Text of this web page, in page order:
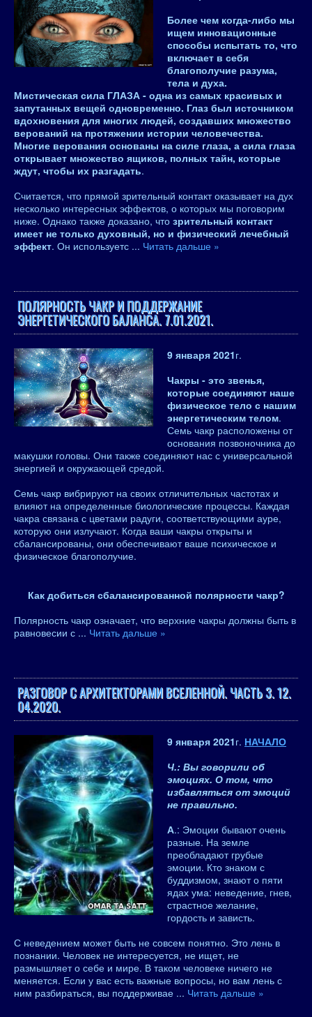
Более чем когда-либо мы
ищем инновационные
способы испытать то, что
включает в себя
благополучие разума,
тела и духа.
Мистическая сила ГЛАЗА - одна из самых красивых и
запутанных вещей одновременно. Глаз был источником
вдохновения для многих людей, создавших множество
верований на протяжении истории человечества.
Многие верования основаны на силе глаза, а сила глаза
открывает множество ящиков, полных тайн, которые
ждут, чтобы их разгадать.
Считается, что прямой зрительный контакт оказывает на дух
несколько интересных эффектов, о которых мы поговорим
ниже. Однако также доказано, что зрительный контакт
имеет не только духовный, но и физический лечебный
эффект. Он используетс ... Читать дальше »
ПОЛЯРНОСТЬ ЧАКР И ПОДДЕРЖАНИЕ
ЭНЕРГЕТИЧЕСКОГО БАЛАНСА. 7.01.2021.
9 января 2021г.
Чакры - это звенья,
которые соединяют наше
физическое тело с нашим
энергетическим телом.
Семь чакр расположены от
основания позвоночника до
макушки головы. Они также соединяют нас с универсальной
энергией и окружающей средой.
Семь чакр вибрируют на своих отличительных частотах и ​​
влияют на определенные биологические процессы. Каждая
чакра связана с цветами радуги, соответствующими ауре,
которую они излучают. Когда ваши чакры открыты и
сбалансированы, они обеспечивают ваше психическое и
физическое благополучие.
Как добиться сбалансированной полярности чакр?
Полярность чакр означает, что верхние чакры должны быть в
равновесии с ... Читать дальше »
РАЗГОВОР С АРХИТЕКТОРАМИ ВСЕЛЕННОЙ. ЧАСТЬ 3. 12.
04.2020.
9 января 2021г. НАЧАЛО
Ч.: Вы говорили об
эмоциях. О том, что
избавляться от эмоций
не правильно.
А.: Эмоции бывают очень
разные. На земле
преобладают грубые
эмоции. Кто знаком с
буддизмом, знают о пяти
ядах ума: неведение, гнев,
страстное желание,
гордость и зависть.
С неведением может быть не совсем понятно. Это лень в
познании. Человек не интересуется, не ищет, не
размышляет о себе и мире. В таком человеке ничего не
меняется. Если у вас есть важные вопросы, но вам лень с
ним разбираться, вы поддерживае ... Читать дальше »